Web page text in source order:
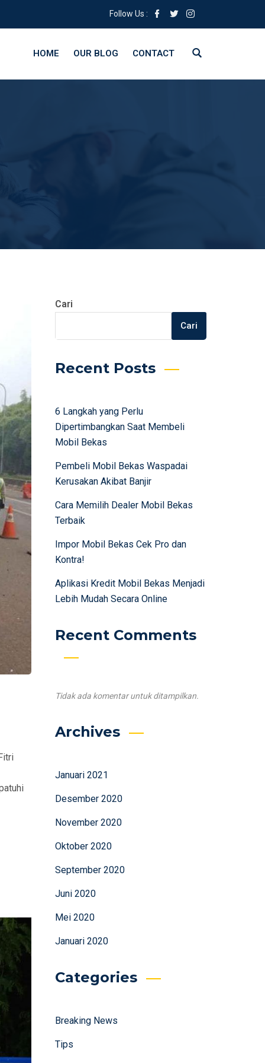
Follow Us :
HOME OUR BLOG CONTACT
Cari
Cari
Recent Posts
6 Langkah yang Perlu
Dipertimbangkan Saat Membeli
Mobil Bekas
Pembeli Mobil Bekas Waspadai
Kerusakan Akibat Banjir
Cara Memilih Dealer Mobil Bekas
Terbaik
Impor Mobil Bekas Cek Pro dan
Kontra!
Aplikasi Kredit Mobil Bekas Menjadi
Lebih Mudah Secara Online
Recent Comments
Tidak ada komentar untuk ditampilkan.
Archives
Januari 2021
Desember 2020
November 2020
Oktober 2020
September 2020
Juni 2020
Mei 2020
Januari 2020
Categories
Breaking News
Tips